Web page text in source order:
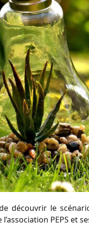
de découvrir le
l’association PEPS et